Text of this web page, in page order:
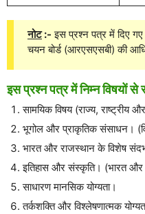
नोट:- इस प्रश्न पत्र में दिए गए
चयन बोर्ड (आरएसएसबी) की
इस प्रश्न पत्र में निम्न विषयों से
सामयिक विषय (राज्य, राष्ट्रीय
भूगोल और प्राकृतिक संसाधन।
भारत और राजस्थान के विशेष
इतिहास और संस्कृति। (भारत और
साधारण मानसिक योग्यता।
तर्कशक्ति और विश्लेषणात्मक